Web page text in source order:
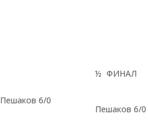
½ ФИНАЛ
Пешаков 6/0
Пешаков 6/0